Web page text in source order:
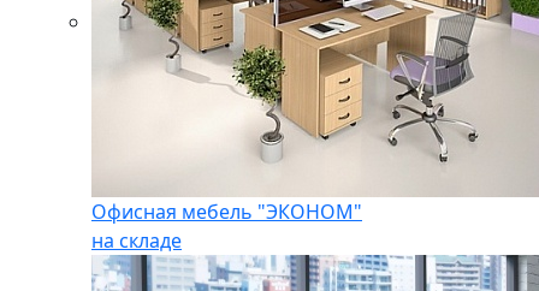
Офисная мебель "ЭКОНОМ"
на складе